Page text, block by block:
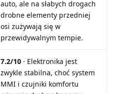
auto, ale na słabych drogach
drobne elementy przedniej
osi zużywają się w
przewidywalnym tempie.
7.2/10 · Elektronika jest
zwykle stabilna, choć system
MMI i czujniki komfortu